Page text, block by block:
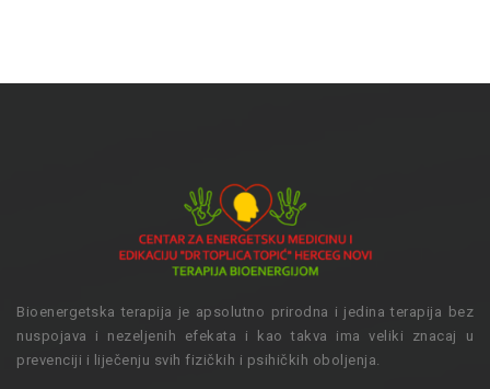
Bioenergetska terapija je apsolutno prirodna i jedina terapija bez
nuspojava i nezeljenih efekata i kao takva ima veliki znacaj u
prevenciji i liječenju svih fizičkih i psihičkih oboljenja.